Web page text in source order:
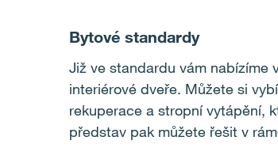
Bytové standardy
Již ve standardu vám nabízíme
interiérové dveře. Můžete si
rekuperace a stropní vytápění,
představ pak můžete řešit v